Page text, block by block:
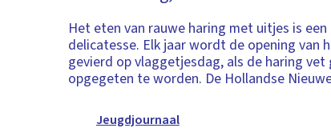
Het eten van rauwe haring met uitjes is
delicatesse. Elk jaar wordt de opening van
gevierd op vlaggetjesdag, als de haring vet
opgegeten te worden. De Hollandse
Jeugdjournaal